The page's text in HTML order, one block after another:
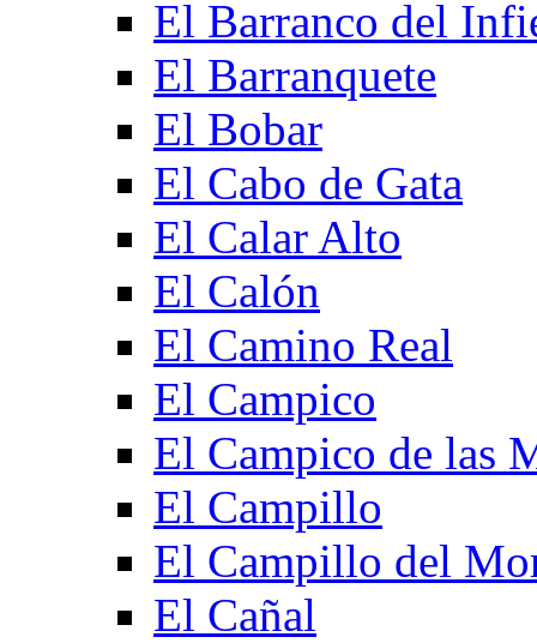
El Barranco del
El Barranquete
El Bobar
El Cabo de Gata
El Calar Alto
El Calón
El Camino Real
El Campico
El Campico de las
El Campillo
El Campillo del
El Cañal